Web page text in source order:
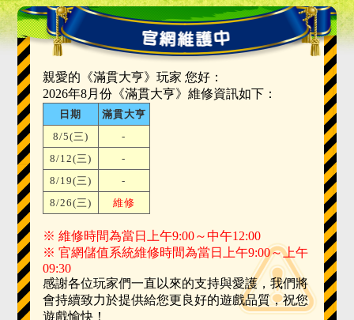
親愛的《滿貫大亨》玩家 您好：
2026年8月份《滿貫大亨》維修資訊如下：
日期
滿貫大亨
8/5(三)
-
8/12(三)
-
8/19(三)
-
8/26(三)
維修
※ 維修時間為當日上午9:00～中午12:00
※ 官網儲值系統維修時間為當日上午9:00～上午
09:30
感謝各位玩家們一直以來的支持與愛護，我們將
會持續致力於提供給您更良好的遊戲品質，祝您
遊戲愉快！